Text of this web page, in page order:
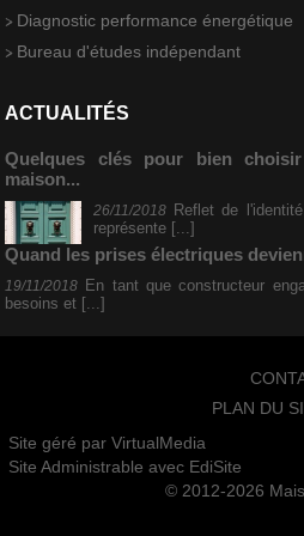
Diagnostic performance énergétique
Bureau d'études indépendant
ACTUALITÉS
Quelques clés pour bien
maison...
26/11/2018 Reflet de
représente [...]
Quand les prises électriques
19/11/2018 En tant que constructeur
besoins et [...]
PLAN DU
Site géré par VirtualMedia
Site Administrable avec EdiSite
© 2012-2026